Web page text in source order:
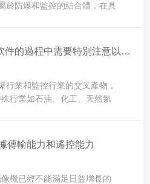
於防爆和監控的結合體，在具
直播APP下载安装時需要特別
裝的位...
使用盘她S直播APP下载软件的過程中需要特別注意以下幾點
行業和監控行業的交叉產物，
行業如石油、化工、天然氣
給國家和人民帶來重大損
软件的過...
傳輸能力和遙控能力
機已經不能滿足日益增長的